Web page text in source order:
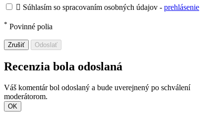
 Súhlasím so spracovaním osobných údajov - prehlásenie
* Povinné polia
Zrušiť Odoslať
Recenzia bola odoslaná
Váš komentár bol odoslaný a bude uverejnený po schválení
moderátorom.
OK